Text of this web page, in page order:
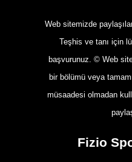
Web sitemizde
Teşhis ve tanı için
başvurunuz. © Web
bir bölümü veya
müsaadesi olmadan
Fizio